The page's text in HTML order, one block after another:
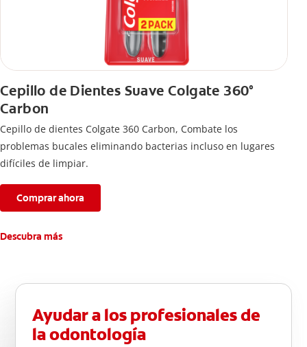
Cepillo de Dientes Suave Colgate 360°
Carbon
Cepillo de dientes Colgate 360 ​​Carbon, Combate los
problemas bucales eliminando bacterias incluso en lugares
difíciles de limpiar.
Comprar ahora
Descubra más
Ayudar a los profesionales de
la odontología